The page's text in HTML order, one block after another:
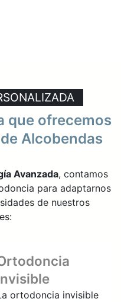
que ofrecemos
Alcobendas
Avanzada, contamos
para adaptarnos
de nuestros
ortodoncia invisible